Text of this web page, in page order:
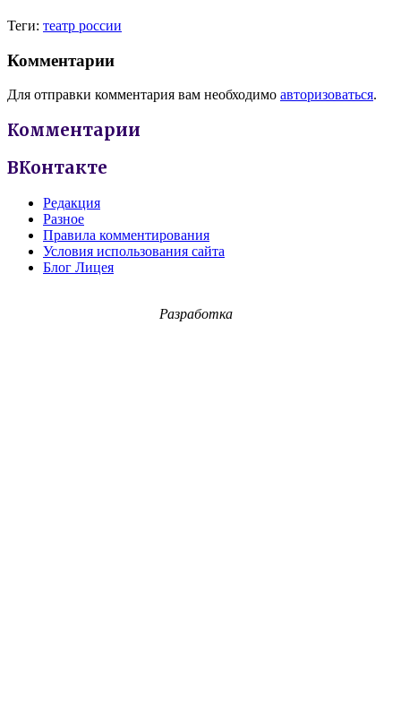
Теги: театр россии
Комментарии
Для отправки комментария вам необходимо авторизоваться.
Комментарии
ВКонтакте
Редакция
Разное
Правила комментирования
Условия использования сайта
Блог Лицея
Разработка